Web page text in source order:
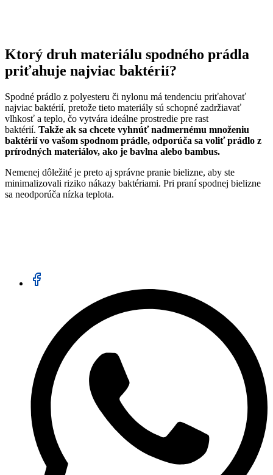
Ktorý druh materiálu spodného prádla
priťahuje najviac baktérií?
Spodné prádlo z polyesteru či nylonu má tendenciu priťahovať
najviac baktérií, pretože tieto materiály sú schopné zadržiavať
vlhkosť a teplo, čo vytvára ideálne prostredie pre rast
baktérií. Takže ak sa chcete vyhnúť nadmernému množeniu
baktérií vo vašom spodnom prádle, odporúča sa voliť prádlo z
prírodných materiálov, ako je bavlna alebo bambus.
Nemenej dôležité je preto aj správne pranie bielizne, aby ste
minimalizovali riziko nákazy baktériami. Pri praní spodnej bielizne
sa neodporúča nízka teplota.